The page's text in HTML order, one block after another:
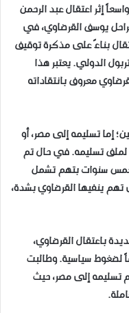
إثر اعتقال عبد الرحمن
يوسف القرضاوي، في
بناءً على مذكرة توقيف
الدولي. يعتبر هذا
معروف بانتقاداته
إما تسليمه إلى مصر، أو
تسليمه. في حال تم
خمس سنوات بتهم تشمل
ينفيها القرضاوي بشدة،
باعتقال القرضاوي،
لضغوط سياسية. وطالبت
تسليمه إلى مصر، حيث